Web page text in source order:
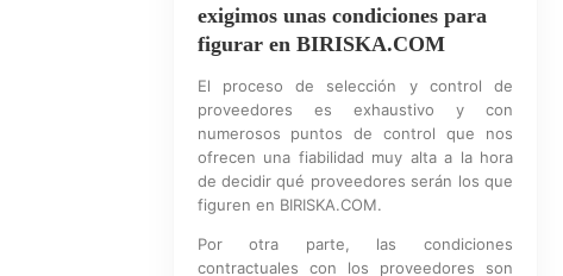
exigimos unas condiciones para
figurar en BIRISKA.COM
El proceso de selección y control de
proveedores es exhaustivo y con
numerosos puntos de control que nos
ofrecen una fiabilidad muy alta a la hora
de decidir qué proveedores serán los que
figuren en BIRISKA.COM.
Por otra parte, las condiciones
contractuales con los proveedores son